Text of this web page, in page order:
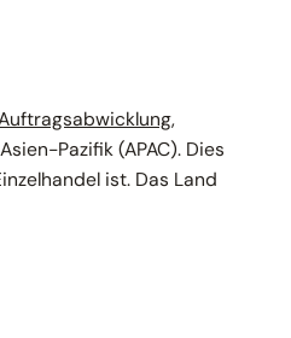
,
Pazifik (APAC). Dies
ist. Das Land